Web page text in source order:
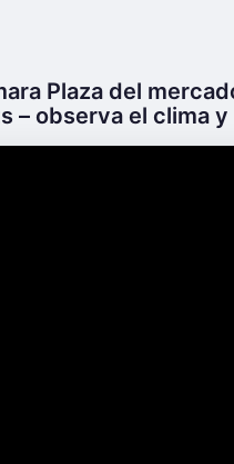
Plaza del
– observa el clima